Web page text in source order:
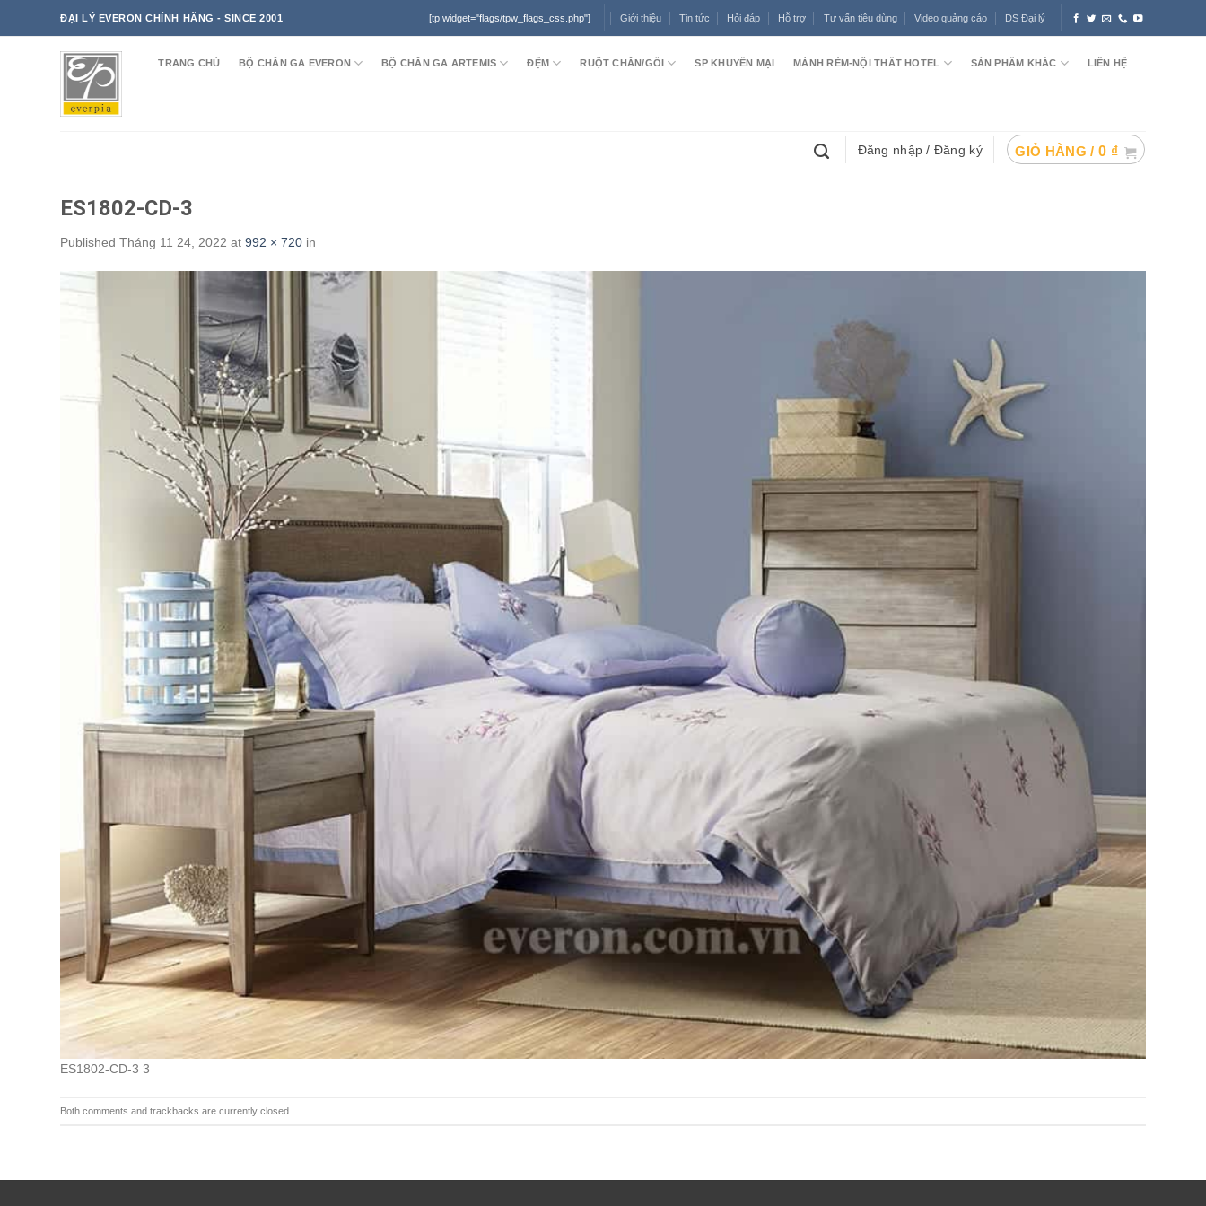
ĐẠI LÝ EVERON CHÍNH HÃNG - SINCE 2001 [tp widget="flags/tpw_flags_css.php"] Giới thiệu Tin tức Hỏi đáp Hỗ trợ Tư vấn tiêu dùng Video quảng cáo DS Đại lý
TRANG CHỦ BỘ CHĂN GA EVERON BỘ CHĂN GA ARTEMIS ĐỆM RUỘT CHĂN/GỐI SP KHUYẾN MẠI MÀNH RÈM-NỘI THẤT HOTEL SẢN PHẨM KHÁC LIÊN HỆ
Đăng nhập / Đăng ký GIỎ HÀNG / 0 ₫
ES1802-CD-3
Published Tháng 11 24, 2022 at 992 × 720 in
ES1802-CD-3 3
Both comments and trackbacks are currently closed.